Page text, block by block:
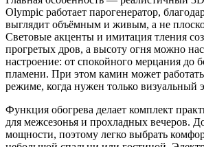
Olympic работает парогенератор,
выглядит объёмным и живым, а не
Световые акценты и имитация тления
прогретых дров, а высоту огня можно
настроение: от спокойного мерцания до
пламени. При этом камин может
режиме, когда нужен только визуальный
Функция обогрева делает комплект
для межсезонья и прохладных вечеров.
мощности, поэтому легко выбрать